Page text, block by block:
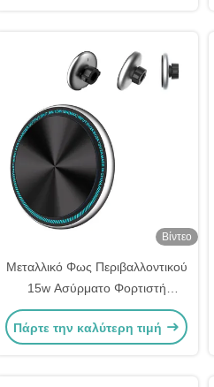
Βίντεο
Μεταλλικό Φως Περιβαλλοντικού
15w Ασύρματο Φορτιστή
Φορητή Τηλεφώνου
Αυτοκινήτου Με Οβάλ Σχήμα Και
Πάρτε την καλύτερη τιμή